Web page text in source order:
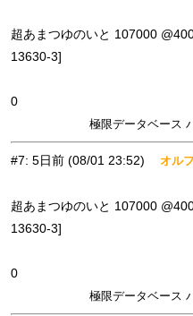
超あまつゆのいと 107000
13630-3]
0
極限データベース
#7: 5日前 (08/01 23:52) オル
超あまつゆのいと 107000
13630-3]
0
極限データベース